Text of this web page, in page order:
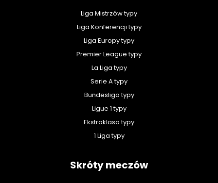
Liga Mistrzów typy
Liga Konferencji typy
Liga Europy typy
Premier League typy
La Liga typy
Serie A typy
Bundesliga typy
Ligue 1 typy
Ekstraklasa typy
1 Liga typy
Skróty meczów